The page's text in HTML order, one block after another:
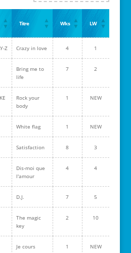
Titre Wks LW
Z Crazy in love 4 1
Bring me to
life
7 2
Rock your
body
1 NEW
White flag 1 NEW
Satisfaction 8 3
Dis-moi que
l'amour
4 4
D.J. 7 5
The magic
key
2 10
Je cours 1 NEW